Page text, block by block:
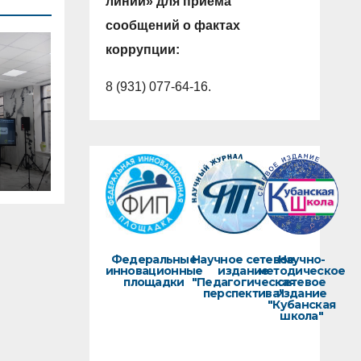
сообщений о фактах
коррупции:
8 (931) 077-64-16.
Федеральные
инновационные
площадки
Научное сетевое
издание
"Педагогическая
перспектива"
Научно-
методическое
сетевое
издание
"Кубанская
школа"